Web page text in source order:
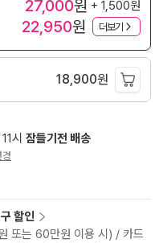
27,000원 + 1,500원
22,950원 더보기
18,900원
시 잠들기전 배송
경
할인
또는 60만원 이용 시) / 카드